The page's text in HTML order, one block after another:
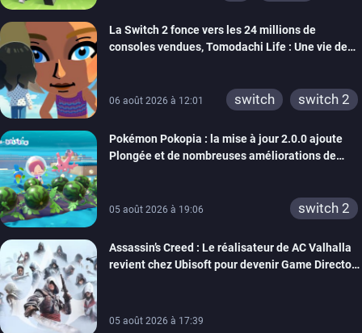
xbox one
wiiu
3ds
ps3
switch 2
La Switch 2 fonce vers les 24 millions de
consoles vendues, Tomodachi Life : Une vie de
06 août 2026 à 12:01 switch switch 2
Pokémon Pokopia : la mise à jour 2.0.0 ajoute
Plongée et de nombreuses améliorations de
05 août 2026 à 19:06 switch 2
Assassin’s Creed : Le réalisateur de AC Valhalla
revient chez Ubisoft pour devenir Game Director
05 août 2026 à 17:39